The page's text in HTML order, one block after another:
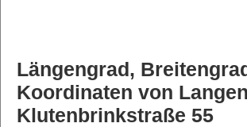
Längengrad,
Koordinaten von
Klutenbrinkstraße 55